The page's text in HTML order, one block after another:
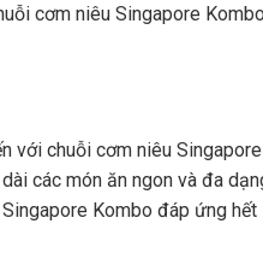
cơm niêu Singapore
với chuỗi cơm niêu Singapore
các món ăn ngon và đa
Kombo đáp ứng hết